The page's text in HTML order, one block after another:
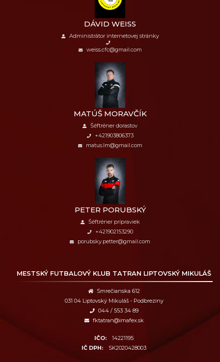
DÁVID WEISS
Administrátor internetovej stránky
weiss.cfc@gmail.com
MATÚŠ MORAVČÍK
Šéftréner dorastov
+421903806373
matus.lm@gmail.com
PETER PORUBSKÝ
Šéftréner prípraviek
+421902153290
porubsky.petter@gmail.com
MESTSKÝ FUTBALOVÝ KLUB TATRAN LIPTOVSKÝ MIKULÁŠ
Smrečianska 612
031 04 Liptovský Mikuláš - Podbreziny
044 / 553 34 89
fktatran@imafex.sk
IČO:
14221195
IČ DPH:
SK2020428003